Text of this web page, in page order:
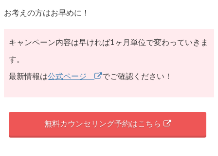
お考えの方はお早めに！
キャンペーン内容は早ければ1ヶ月単位で変わっていきま
す。
最新情報は公式ページ でご確認ください！
無料カウンセリング予約はこちら